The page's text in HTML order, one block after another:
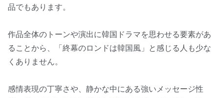
品でもあります。
作品全体のトーンや演出に韓国ドラマを思わせる要素があ
ることから、「終幕のロンドは韓国風」と感じる人も少な
くありません。
感情表現の丁寧さや、静かな中にある強いメッセージ性